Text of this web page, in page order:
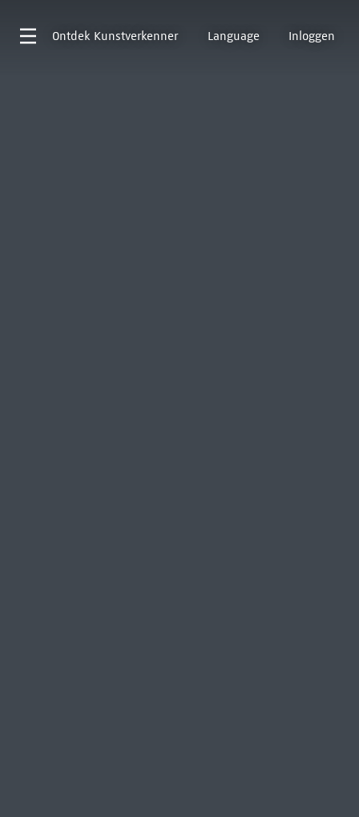
Ontdek Kunstverkenner Language Inloggen